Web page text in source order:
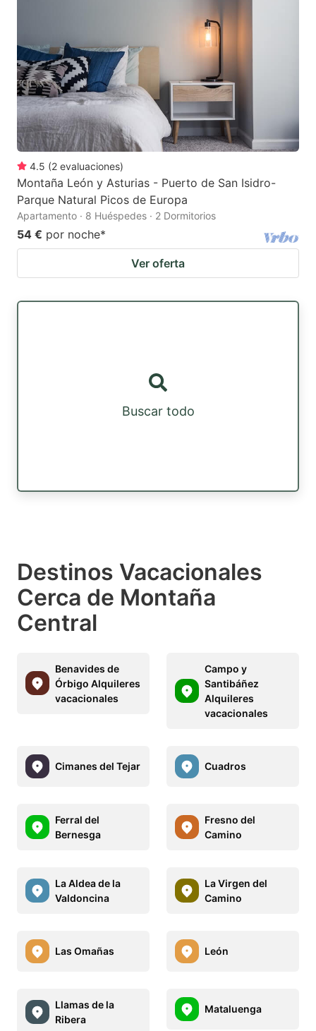
4.5 (2 evaluaciones)
Montaña León y Asturias - Puerto de San Isidro-
Parque Natural Picos de Europa
Apartamento · 8 Huéspedes · 2 Dormitorios
54 € por noche*
Ver oferta
Buscar todo
Destinos Vacacionales
Cerca de Montaña
Central
Benavides de
Órbigo Alquileres
vacacionales
Campo y
Santibáñez
Alquileres
vacacionales
Cimanes del Tejar Cuadros
Ferral del
Bernesga
Fresno del
Camino
La Aldea de la
Valdoncina
La Virgen del
Camino
Las Omañas León
Llamas de la
Ribera
Mataluenga